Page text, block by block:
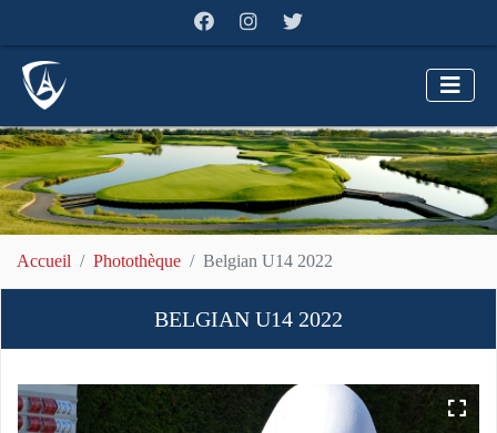
Accueil Photothèque Belgian U14 2022
BELGIAN U14 2022